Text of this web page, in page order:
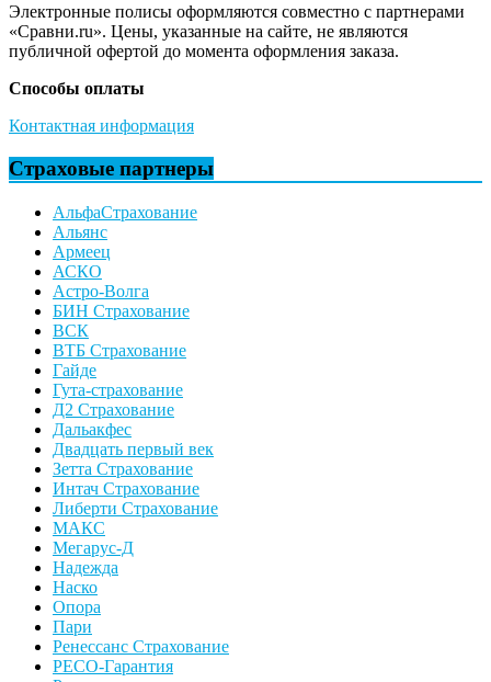
Электронные полисы оформляются совместно с партнерами
«Сравни.ru». Цены, указанные на сайте, не являются
публичной офертой до момента оформления заказа.
Способы оплаты
Контактная информация
Страховые партнеры
АльфаСтрахование
Альянс
Армеец
АСКО
Астро-Волга
БИН Страхование
ВСК
ВТБ Страхование
Гайде
Гута-страхование
Д2 Страхование
Дальакфес
Двадцать первый век
Зетта Страхование
Интач Страхование
Либерти Страхование
МАКС
Мегарус-Д
Надежда
Наско
Опора
Пари
Ренессанс Страхование
РЕСО-Гарантия